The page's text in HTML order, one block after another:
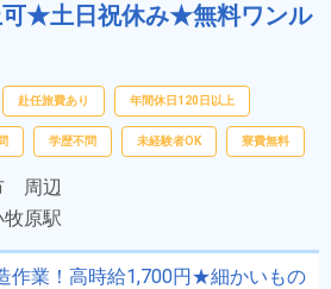
可★土日祝休み★無料ワンル
赴任旅費あり 年間休日120日以上
学歴不問 未経験者OK 寮費無料
周辺
原駅
作業！高時給1,700円★細かいもの